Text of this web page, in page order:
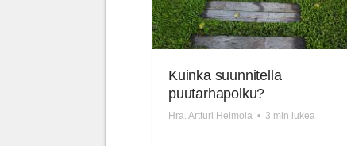
Kuinka suunnitella
puutarhapolku?
Hra. Artturi Heimola • 3 min lukea